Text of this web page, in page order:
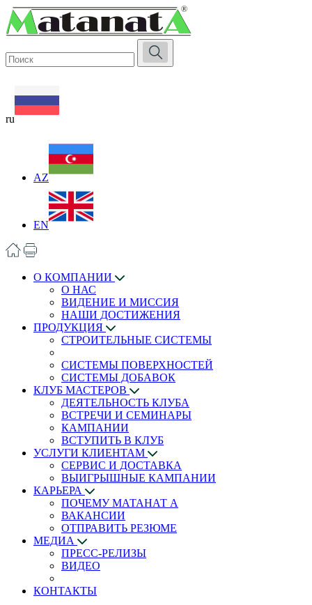
ru
AZ
EN
О КОМПАНИИ
О НАС
ВИДЕНИЕ И МИССИЯ
НАШИ ДОСТИЖЕНИЯ
ПРОДУКЦИЯ
СТРОИТЕЛЬНЫЕ СИСТЕМЫ
СИСТЕМЫ ПОВЕРХНОСТЕЙ
СИСТЕМЫ ДОБАВОК
КЛУБ МАСТЕРОВ
ДЕЯТЕЛЬНОСТЬ КЛУБА
ВСТРЕЧИ И СЕМИНАРЫ
КАМПАНИИ
ВСТУПИТЬ В КЛУБ
УСЛУГИ КЛИЕНТАМ
СЕРВИС И ДОСТАВКА
ВЫИГРЫШНЫЕ КАМПАНИИ
КАРЬЕРА
ПОЧЕМУ МАТАНАТ A
ВАКАНСИИ
ОТПРАВИТЬ РЕЗЮМЕ
МЕДИА
ПРЕСС-РЕЛИЗЫ
ВИДЕО
КОНТАКТЫ